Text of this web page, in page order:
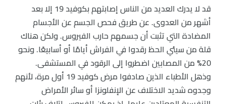
قد لا يدرك العديد من الناس إصابتهم بكوفيد 19 إلا بعد
أشهر من العدوى. عن طريق فحص الجسم عن الأجسام
المضادة التي تثبت أن جسمهم حارب الفيروس. ولكن هناك
قلة من سيئي الحظ رقدوا في الفراش أيامًا أو أسابيعًا. ونحو
20% من المصابين اضطروا إلى الرقود في المستشفى.
وذهل الأطباء الذين صادفوا مرض كوفيد 19 أول مرة، لأنهم
وجدوه شديد الاختلاف عن الإنفلونزا أو سائر الأمراض